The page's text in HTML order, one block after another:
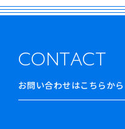
CONTACT
お問い合わせはこちらから